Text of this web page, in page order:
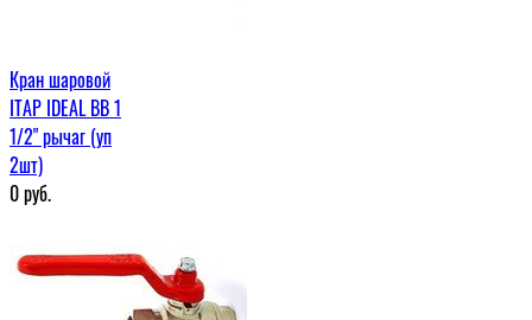
Кран шаровой
ITAP IDEAL ВВ 1
1/2" рычаг (уп
2шт)
0руб.